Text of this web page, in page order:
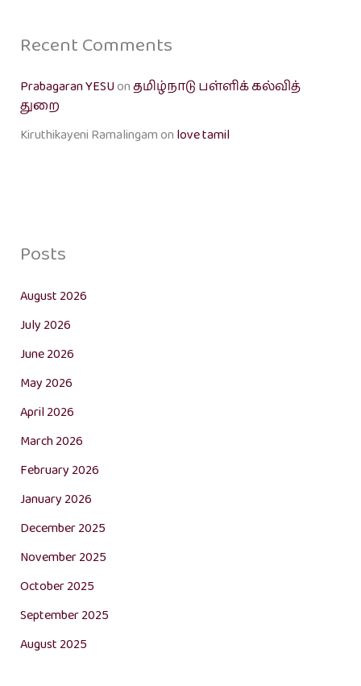
Recent Comments
Prabagaran YESUonதமிழ்நாடு பள்ளிக் கல்வித்
துறை
Kiruthikayeni Ramalingamon love tamil
Posts
August 2026
July 2026
June 2026
May 2026
April 2026
March 2026
February 2026
January 2026
December 2025
November 2025
October 2025
September 2025
August 2025